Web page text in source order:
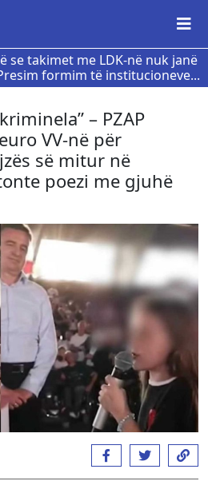
se takimet me LDK-në nuk janë
formim të institucioneve...
– PZAP
VV-në për
së mitur në
poezi me gjuhë